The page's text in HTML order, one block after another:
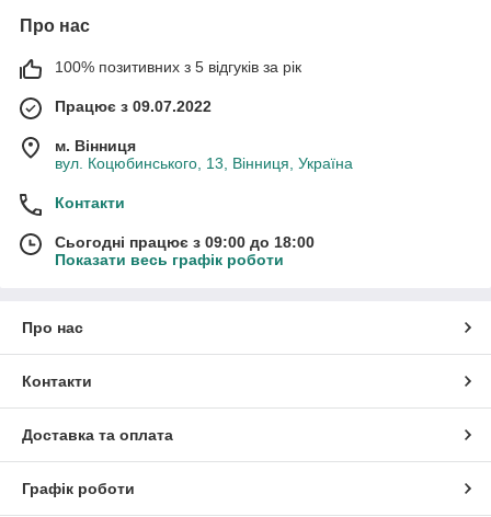
Про нас
100% позитивних з 5 відгуків за рік
Працює з 09.07.2022
м. Вінниця
вул. Коцюбинського, 13, Вінниця, Україна
Контакти
Сьогодні працює з 09:00 до 18:00
Показати весь графік роботи
Про нас
Контакти
Доставка та оплата
Графік роботи